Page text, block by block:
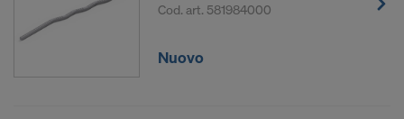
Cod. art. 581984000
Nuovo